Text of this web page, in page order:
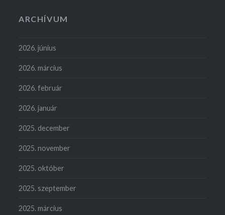
ARCHÍVUM
2026. június
2026. március
2026. február
2026. január
2025. december
2025. november
2025. október
2025. szeptember
2025. március